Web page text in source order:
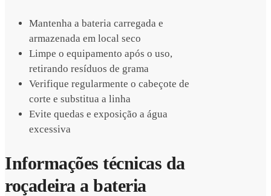
Mantenha a bateria carregada e
armazenada em local seco
Limpe o equipamento após o uso,
retirando resíduos de grama
Verifique regularmente o cabeçote de
corte e substitua a linha
Evite quedas e exposição a água
excessiva
Informações técnicas da
roçadeira a bateria